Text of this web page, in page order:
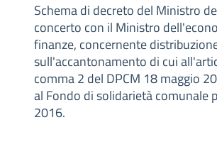
Schema di decreto del Ministro
concerto con il Ministro
finanze, concernente
sull'accantonamento di cui
comma 2 del DPCM 18 maggio
al Fondo di solidarietà comunale
2016.